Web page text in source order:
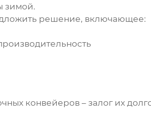
зимой.
решение, включающее:
конвейеров – залог их